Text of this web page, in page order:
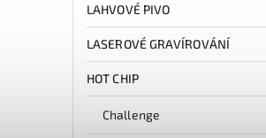
LAHVOVÉ PIVO
LASEROVÉ GRAVÍROVÁNÍ
HOT CHIP
Challenge